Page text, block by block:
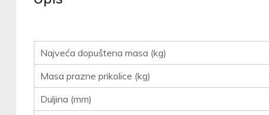
Najveća dopuštena masa (kg)
Masa prazne prikolice (kg)
Duljina (mm)